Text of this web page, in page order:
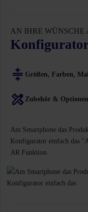
AN IHRE WÜNSCHE
Größen, Farben,
Zubehör &
Am Smartphone das
Konfigurator einfach das
AR Funktion.